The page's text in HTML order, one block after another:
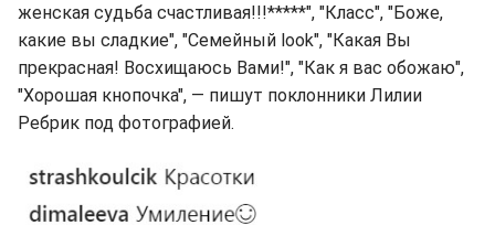
женская судьба счастливая!!!*****", "Класс", "Боже,
какие вы сладкие", "Семейный look", "Какая Вы
прекрасная! Восхищаюсь Вами!", "Как я вас обожаю",
"Хорошая кнопочка", — пишут поклонники Лилии
Ребрик под фотографией.